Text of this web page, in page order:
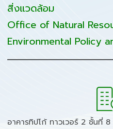
สิ่งแวดล้อม
Office of Natural
Environmental Policy
อาคารทิปโก้ ทาวเวอร์ 2 ชั้นที่